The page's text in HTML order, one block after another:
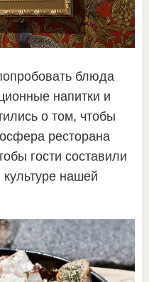
блюда
напитки и
о том, чтобы
ресторана
гости составили
нашей